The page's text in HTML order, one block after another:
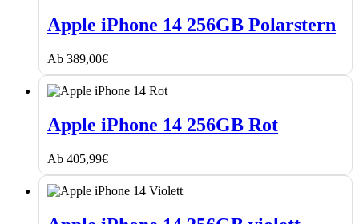
iPhone
14
Polarstern
Apple iPhone 14 256GB Polarstern
Ab 389,00€
iPhone
14
Rot
Apple iPhone 14 256GB Rot
Ab 405,99€
iPhone